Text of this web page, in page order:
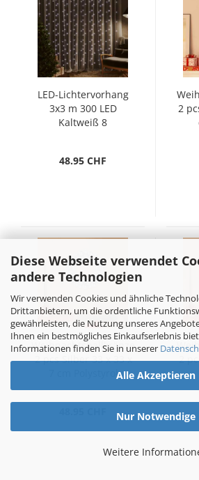
Diese Webseite verwendet
andere Technologien
Wir verwenden Cookies und ähnliche
Drittanbietern, um die ordentliche
gewährleisten, die Nutzung unseres
Ihnen ein bestmögliches Einkaufserlebnis
Informationen finden Sie in unserer
Alle Akzeptieren
Nur Notwendige
Weitere
LED-Lichtervorhang
3x3 m 300 LED
Kaltweiß 8
48.95 CHF
2
Weihnachtsballkränze
2 pcs Silber 33 x 33 x
7 cm Polystyrol
2